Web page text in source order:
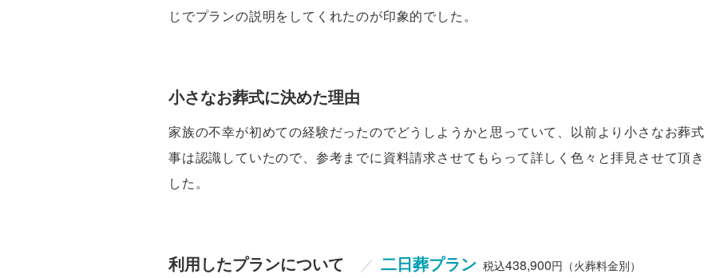
じでプランの説明をしてくれたのが印象的でした。
小さなお葬式に決めた理由
家族の不幸が初めての経験だったのでどうしようかと思っていて、以前より小さなお葬
事は認識していたので、参考までに資料請求させてもらって詳しく色々と拝見させて頂
した。
利用したプランについて ／ 二日葬プラン 税込438,900円（火葬料金別）